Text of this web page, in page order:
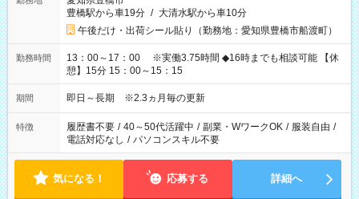
豊橋駅から車19分 / 大清水駅から車10分
午後だけ・出荷シール貼り（勤務地：愛知県豊橋市船渡町）
勤務時間
13：00～17：00 ※実働3.75時間 ◆16時までも相談可能 【休
憩】15分 15：00～15：15
期間 即日～長期 ※2.3ヵ月毎の更新
特徴 履歴書不要 / 40～50代活躍中 / 副業・WワークOK / 服装自由 /
電話対応なし / パソコンスキル不要
気になる！ 応募する 詳細へ